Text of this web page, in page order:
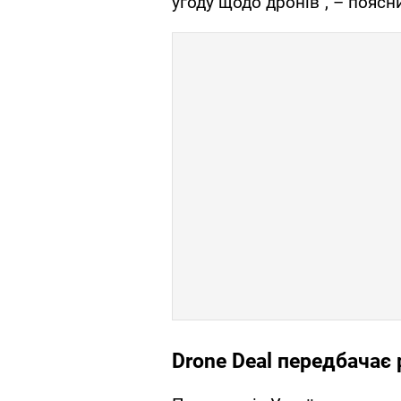
Drone Deal передбачає